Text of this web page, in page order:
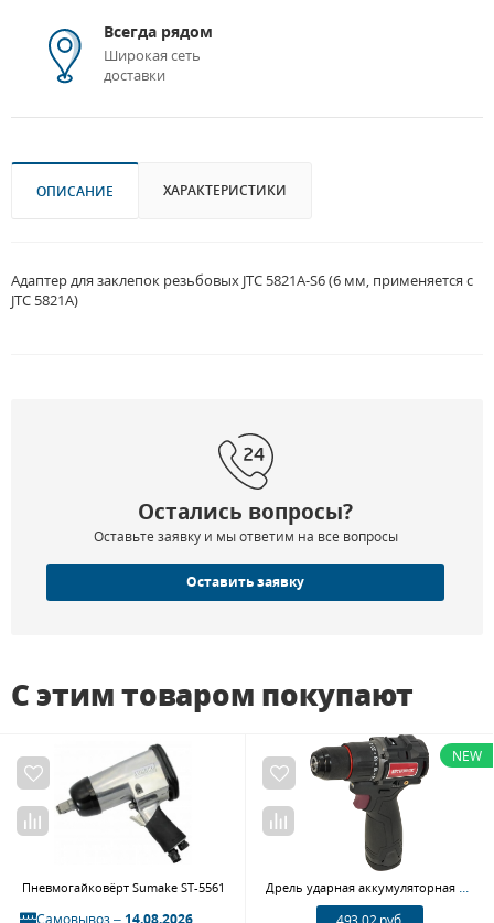
Всегда рядом
Широкая сеть
доставки
ОПИСАНИЕ ХАРАКТЕРИСТИКИ
Адаптер для заклепок резьбовых JTC 5821A-S6 (6 мм, применяется с
JTC 5821A)
Остались вопросы?
Оставьте заявку и мы ответим на все вопросы
Оставить заявку
С этим товаром покупают
Пневмогайковёрт Sumake ST-5561
Самовывоз –14.08.2026
NEW
Дрель ударная аккумуляторная Thorvik BDI16136, 13 мм, 16В, 60 Нм